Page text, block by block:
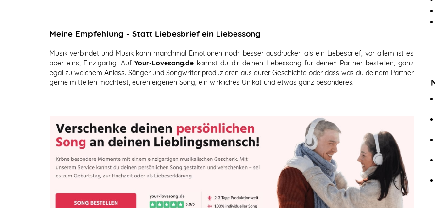
Meine Empfehlung - Statt Liebesbrief ein Liebessong
Musik verbindet und Musik kann manchmal Emotionen noch besser ausdrücken als ein Liebesbrief, vor allem ist es
aber eins, Einzigartig. AufYour-Lovesong.de kannst du dir deinen Liebessong für deinen Partner bestellen, ganz
egal zu welchem Anlass. Sänger und Songwriter produzieren aus eurer Geschichte oder dass was du deinem Partner
gerne mitteilen möchtest, euren eigenen Song, ein wirkliches Unikat und etwas ganz besonderes.